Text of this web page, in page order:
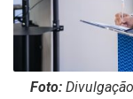
Foto: